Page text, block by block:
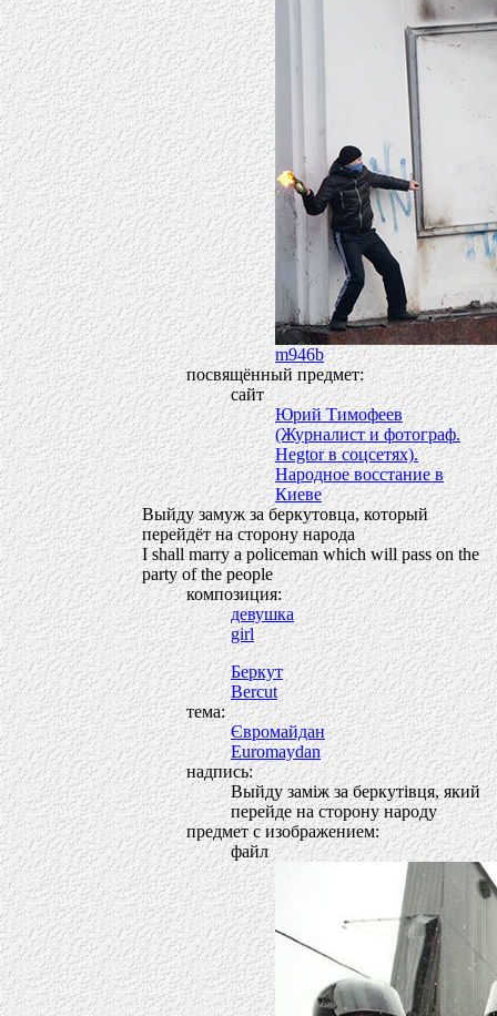
m946b
посвящённый предмет:
сайт
Юрий Тимофеев
(Журналист и фотограф.
Hegtor в соцсетях).
Народное восстание в
Киеве
Выйду замуж за беркутовца, который
перейдёт на сторону народа
I shall marry a policeman which will pass on the
party of the people
композиция:
девушка
girl
Беркут
Bercut
тема:
Євромайдан
Euromaydan
надпись:
Выйду замiж за беркутiвця, який
перейде на сторону народу
предмет с изображением:
файл